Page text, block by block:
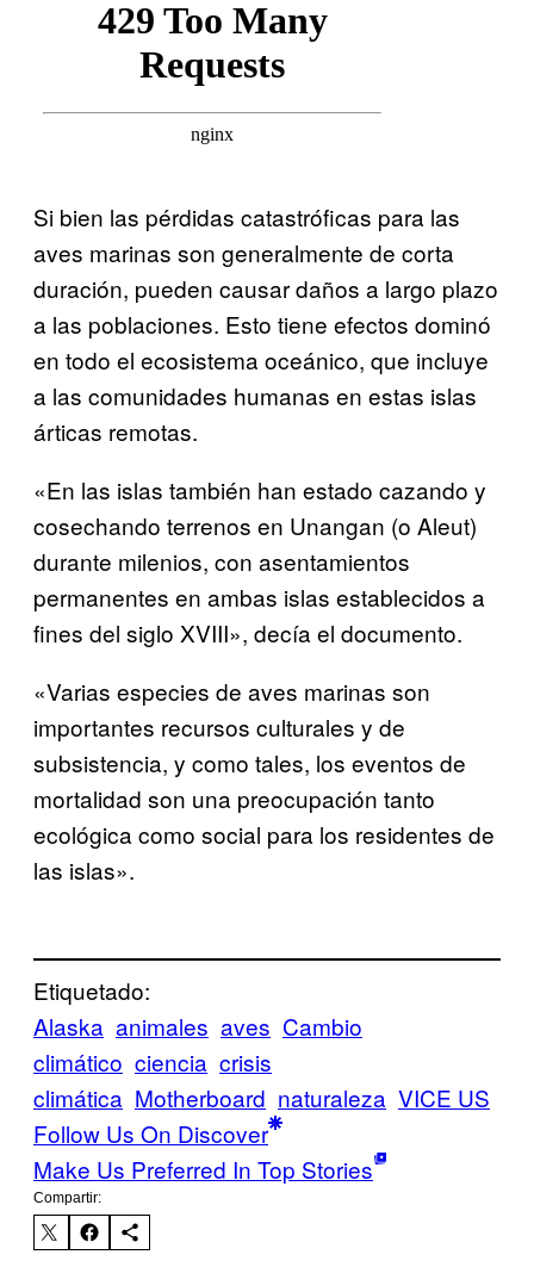
Si bien las pérdidas catastróficas para las
aves marinas son generalmente de corta
duración, pueden causar daños a largo plazo
a las poblaciones. Esto tiene efectos dominó
en todo el ecosistema oceánico, que incluye
a las comunidades humanas en estas islas
árticas remotas.
«En las islas también han estado cazando y
cosechando terrenos en Unangan (o Aleut)
durante milenios, con asentamientos
permanentes en ambas islas establecidos a
fines del siglo XVIII», decía el documento.
«Varias especies de aves marinas son
importantes recursos culturales y de
subsistencia, y como tales, los eventos de
mortalidad son una preocupación tanto
ecológica como social para los residentes de
las islas».
Etiquetado:
Alaska animales aves Cambio
climático ciencia crisis
climática Motherboard naturaleza VICE US
Follow Us On Discover
Make Us Preferred In Top Stories
Compartir: